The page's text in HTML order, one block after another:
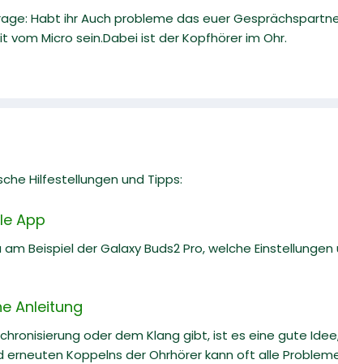
Habt ihr Auch probleme das euer
Micro sein.Dabei ist der Kopfhörer im Ohr.
Hilfestellungen und Tipps:
App
Beispiel der Galaxy Buds2 Pro, welche
Anleitung
oder dem Klang gibt, ist es eine gute
erneuten Koppelns der Ohrhörer kann oft alle